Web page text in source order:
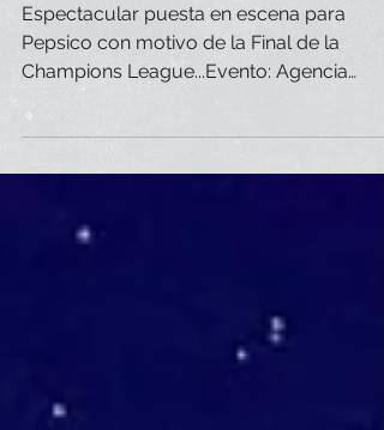
para Pepsico
Espectacular puesta en escena para
Champions League...Evento: Agencia